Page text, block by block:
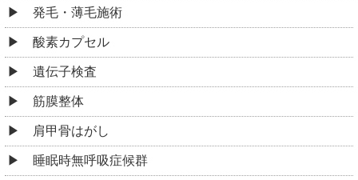
発毛・薄毛施術
酸素カプセル
遺伝子検査
筋膜整体
肩甲骨はがし
睡眠時無呼吸症候群